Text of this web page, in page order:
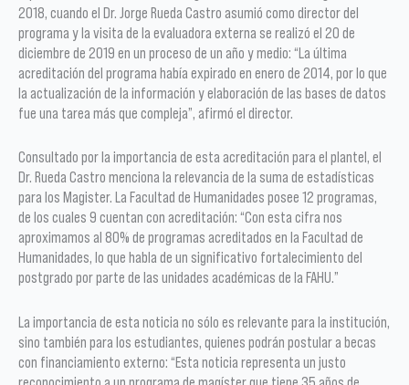
2018, cuando el Dr. Jorge Rueda Castro asumió como director del
programa y la visita de la evaluadora externa se realizó el 20 de
diciembre de 2019 en un proceso de un año y medio: “La última
acreditación del programa había expirado en enero de 2014, por lo que
la actualización de la información y elaboración de las bases de datos
fue una tarea más que compleja”, afirmó el director.
Consultado por la importancia de esta acreditación para el plantel, el
Dr. Rueda Castro menciona la relevancia de la suma de estadísticas
para los Magister. La Facultad de Humanidades posee 12 programas,
de los cuales 9 cuentan con acreditación: “Con esta cifra nos
aproximamos al 80% de programas acreditados en la Facultad de
Humanidades, lo que habla de un significativo fortalecimiento del
postgrado por parte de las unidades académicas de la FAHU.”
La importancia de esta noticia no sólo es relevante para la institución,
sino también para los estudiantes, quienes podrán postular a becas
con financiamiento externo: “Esta noticia representa un justo